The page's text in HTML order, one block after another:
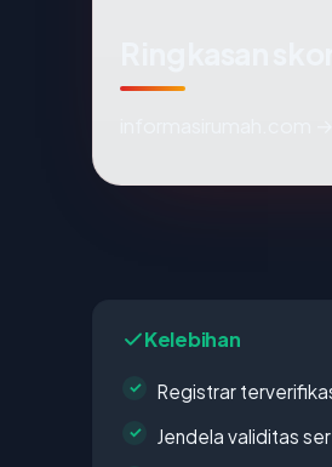
Kelebihan
Registrar
Jendela validitas